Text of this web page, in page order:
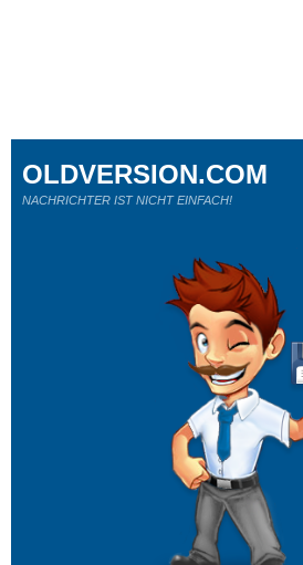
OLDVERSION.COM
NACHRICHTER IST NICHT EINFACH!